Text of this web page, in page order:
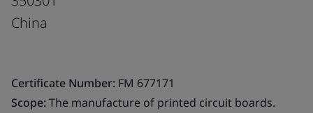
China
Certificate Number: FM 677171
Scope:The manufacture of printed circuit boards.